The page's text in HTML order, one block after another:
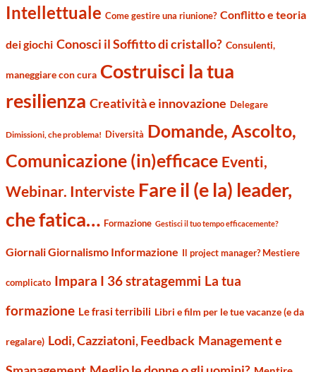
Intellettuale Come gestire una riunione? Conflitto e teoria
dei giochi Conosci il Soffitto di cristallo? Consulenti,
maneggiare con cura Costruisci la tua
resilienza Creatività e innovazione Delegare
Dimissioni, che problema! Diversità Domande, Ascolto,
Comunicazione (in)efficace Eventi,
Webinar. Interviste Fare il (e la) leader,
che fatica… Formazione Gestisci il tuo tempo efficacemente?
Giornali Giornalismo Informazione Il project manager? Mestiere
complicato Impara I 36 stratagemmi La tua
formazione Le frasi terribili Libri e film per le tue vacanze (e da
regalare) Lodi, Cazziatoni, Feedback Management e